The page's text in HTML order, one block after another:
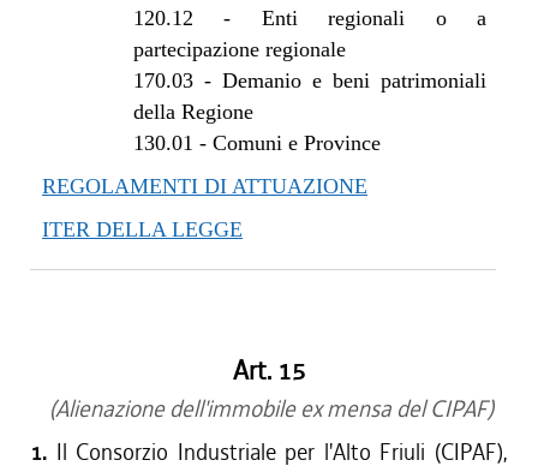
120.12 - Enti regionali o a
partecipazione regionale
170.03- Demanio e beni patrimoniali
della Regione
130.01 - Comuni e Province
REGOLAMENTI DI ATTUAZIONE
ITER DELLA LEGGE
Art. 15
(Alienazione dell'immobile ex mensa del CIPAF)
1. Il Consorzio Industriale per l'Alto Friuli (CIPAF),